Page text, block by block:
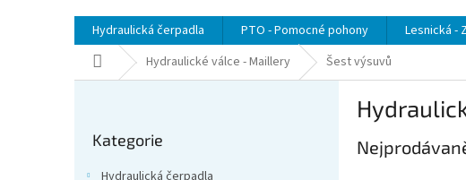
Hydraulická čerpadla PTO - Pomocné pohony Lesnická -
Domů Hydraulické válce - Maillery Šest výsuvů
kategorie
Kategorie
Hydraulická čerpadla